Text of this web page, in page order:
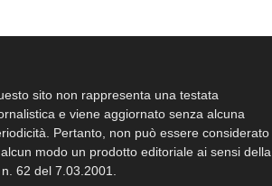
sito non rappresenta una testata
e viene aggiornato senza alcuna
Pertanto, non può essere considerato
modo un prodotto editoriale ai sensi della
n. 62 del 7.03.2001.